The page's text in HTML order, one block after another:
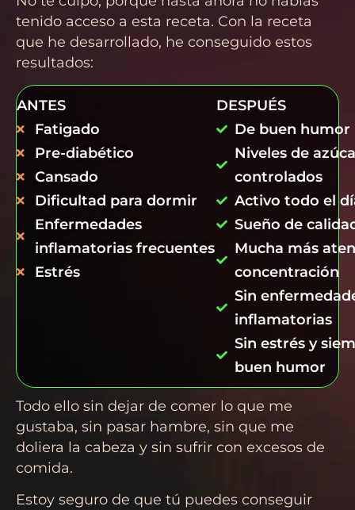
tenido acceso a esta receta. Con la receta
que he desarrollado, he conseguido estos
resultados:
ANTES
Fatigado
Pre-diabético
Cansado
Dificultad para dormir
Enfermedades
inflamatorias frecuentes
Estrés
DESPUÉS
De buen humor
Niveles de
controlados
Activo todo el
Sueño de
Mucha más
concentración
Sin
inflamatorias
Sin estrés y
buen humor
Todo ello sin dejar de comer lo que me
gustaba, sin pasar hambre, sin que me
doliera la cabeza y sin sufrir con excesos de
comida.
Estoy seguro de que tú puedes conseguir